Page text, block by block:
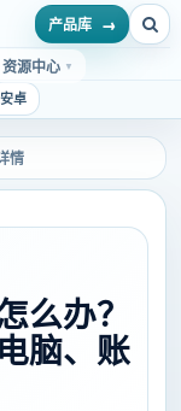
资源中心 ▼
产品库
安卓
情
么办？
脑、账